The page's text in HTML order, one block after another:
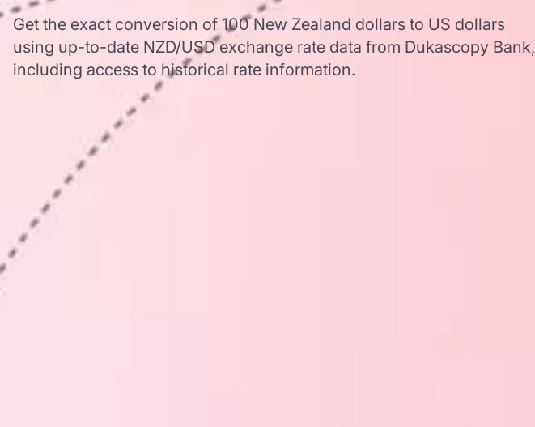
Get the exact conversion of 100 New Zealand dollars to US dollars
using up-to-date NZD/USD exchange rate data from Dukascopy Bank,
including access to historical rate information.